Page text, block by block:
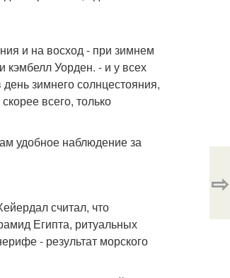
и на восход - при зимнем
кэмбелл Уорден. - и у всех
зимнего солнцестояния,
всего, только
удобное наблюдение за
считал, что
Египта, ритуальных
- результат морского
⇨